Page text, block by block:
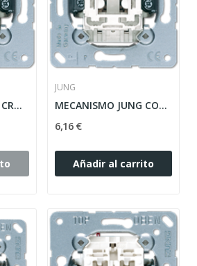
MECANISMO JUNG CRUZAMIENTO 10AX / 250V ref: 507U
JUNG
MECANISMO JUNG CONMUTADOR 10AX / 250V ref: 506U
6,16 €
Añadir al carrito